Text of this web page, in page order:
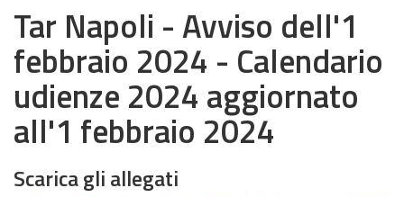
Tar Napoli - Avviso dell'1
febbraio 2024 - Calendario
udienze 2024 aggiornato
all'1 febbraio 2024
Scarica gli allegati